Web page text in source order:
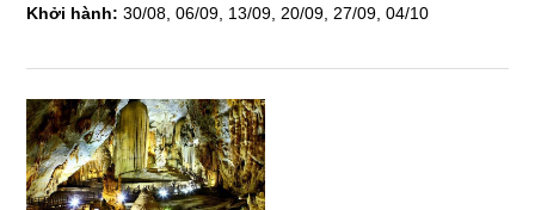
Khởi hành: 30/08, 06/09, 13/09, 20/09, 27/09, 04/10